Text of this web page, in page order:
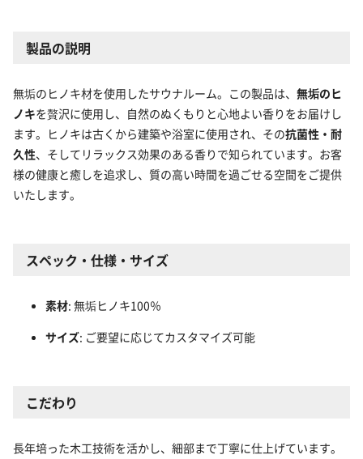
製品の説明
無垢のヒノキ材を使用したサウナルーム。この製品は、 無垢のヒ
ノキを贅沢に使用し、自然のぬくもりと心地よい香りをお届けし
ます。ヒノキは古くから建築や浴室に使用され、その抗菌性・耐
久性、そしてリラックス効果のある香りで知られています。お客
様の健康と癒しを追求し、質の高い時間を過ごせる空間をご提供
いたします。
スペック・仕様・サイズ
素材: 無垢ヒノキ100％
サイズ: ご要望に応じてカスタマイズ可能
こだわり
長年培った木工技術を活かし、細部まで丁寧に仕上げています。